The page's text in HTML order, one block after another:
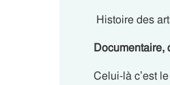
Histoire des
Documentaire,
Celui-là c’est